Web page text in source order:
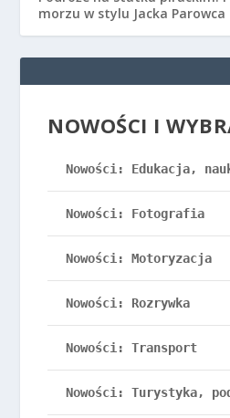
morzu w stylu Jacka Parowca
NOWOŚCI I
Nowości: Edukacja,
Nowości: Fotografia
Nowości: Motoryzacja
Nowości: Rozrywka
Nowości: Transport
Nowości: Turystyka,